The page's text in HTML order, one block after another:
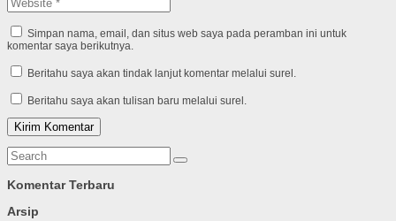
Simpan nama, email, dan situs web saya pada peramban ini untuk
komentar saya berikutnya.
Beritahu saya akan tindak lanjut komentar melalui surel.
Beritahu saya akan tulisan baru melalui surel.
Komentar Terbaru
Arsip